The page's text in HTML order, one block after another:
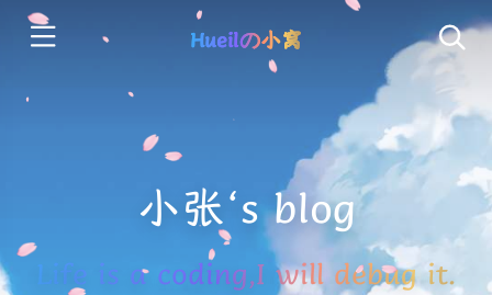
Hueilの小窝
小张‘s blog
Life is a coding,I will debug it.